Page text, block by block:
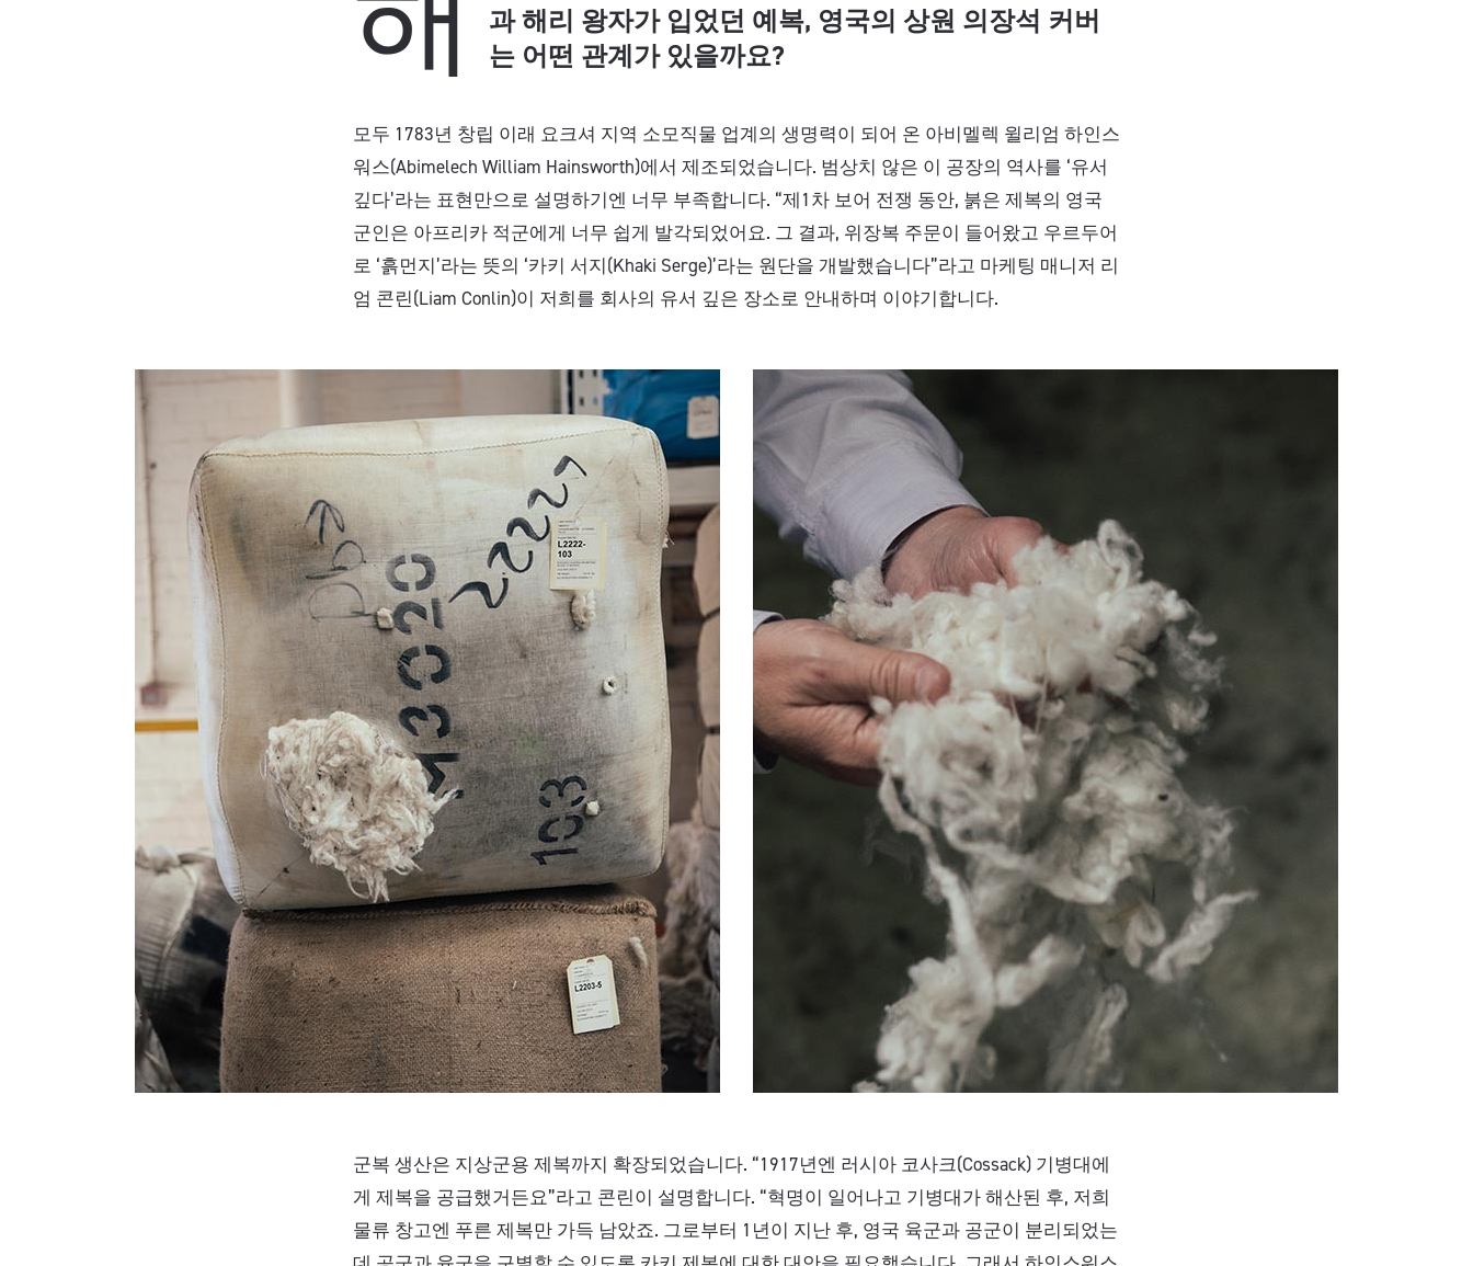
과 해리 왕자가 입었던 예복, 영국의 상원 의장석 커버
는 어떤 관계가 있을까요?
모두 1783년 창립 이래 요크셔 지역 소모직물 업계의 생명력이 되어 온 아비멜렉 윌리엄 하인스
워스(Abimelech William Hainsworth)에서 제조되었습니다. 범상치 않은 이 공장의 역사를 ‘유서
깊다’라는 표현만으로 설명하기엔 너무 부족합니다. “제1차 보어 전쟁 동안, 붉은 제복의 영국
군인은 아프리카 적군에게 너무 쉽게 발각되었어요. 그 결과, 위장복 주문이 들어왔고 우르두어
로 ‘흙먼지’라는 뜻의 ‘카키 서지(Khaki Serge)’라는 원단을 개발했습니다”라고 마케팅 매니저 리
엄 콘린(Liam Conlin)이 저희를 회사의 유서 깊은 장소로 안내하며 이야기합니다.
군복 생산은 지상군용 제복까지 확장되었습니다. “1917년엔 러시아 코사크(Cossack) 기병대에
게 제복을 공급했거든요”라고 콘린이 설명합니다. “혁명이 일어나고 기병대가 해산된 후, 저희
물류 창고엔 푸른 제복만 가득 남았죠. 그로부터 1년이 지난 후, 영국 육군과 공군이 분리되었는